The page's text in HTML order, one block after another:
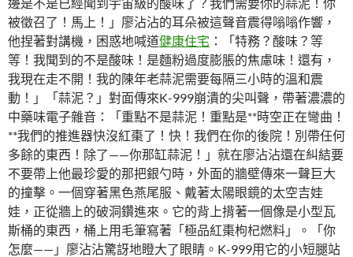
被徵召了！馬上！」廖沾沾的耳朵被這聲音震得嗡嗡作響，
他捏著對講機，困惑地喊道健康住宅 ：「特務？酸味？等
等！我聞到的不是酸味！是麵粉過度膨脹的焦慮味！還有，
我現在走不開！我的陳年老蒜泥需要每隔三小時的溫和震
動！」「蒜泥？」對面傳來K-999崩潰的尖叫聲，帶著濃濃的
中藥味電子雜音：「重點不是蒜泥！重點是**時空正在彎曲！
**我們的推進器快沒紅棗了！快！我們在你的後院！別帶任何
多餘的東西！除了——你那缸蒜泥！」就在廖沾沾還在糾結要
不要帶上他最珍愛的那把銀勺時，外面的牆壁傳來一聲巨大
的撞擊。一個穿著黑色燕尾服、戴著太陽眼鏡的太空吉娃
娃，正從牆上的破洞鑽進來。它的背上揹著一個像是小型瓦
斯桶的東西，桶上用毛筆寫著「極品紅棗枸杞燃料」。「你
怎麼——」廖沾沾驚訝地瞪大了眼睛。K-999用它的小短腿站